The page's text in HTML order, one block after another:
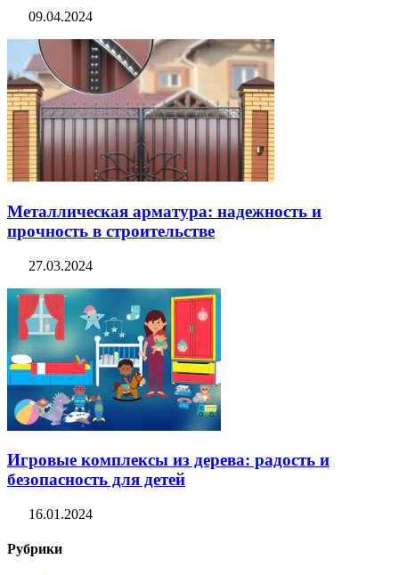
09.04.2024
Металлическая арматура: надежность и
прочность в строительстве
27.03.2024
Игровые комплексы из дерева: радость и
безопасность для детей
16.01.2024
Рубрики